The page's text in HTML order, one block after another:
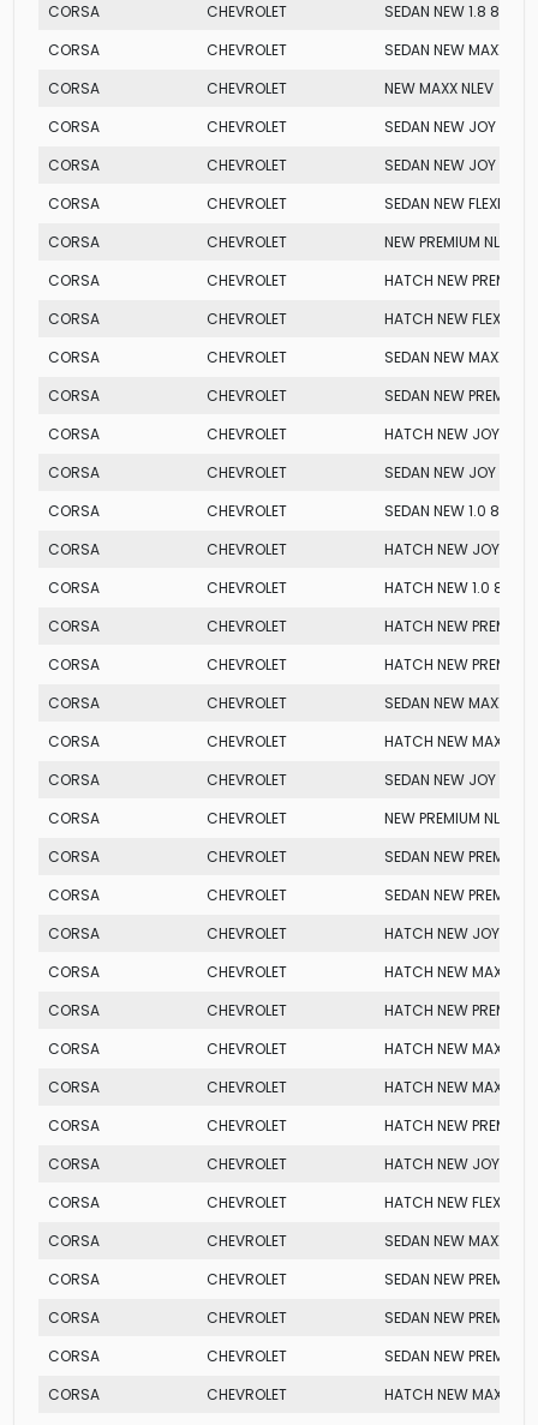
CORSA
CHEVROLET
SEDAN NEW 1.8 8V
CORSA
CHEVROLET
SEDAN NEW MAXX
CORSA
CHEVROLET
NEW MAXX NLEV
CORSA
CHEVROLET
SEDAN NEW JOY
CORSA
CHEVROLET
SEDAN NEW JOY FLEX
CORSA
CHEVROLET
SEDAN NEW
CORSA
CHEVROLET
NEW PREMIUM NLEV
CORSA
CHEVROLET
HATCH NEW PREMIUM
CORSA
CHEVROLET
HATCH NEW
CORSA
CHEVROLET
SEDAN NEW MAXX
CORSA
CHEVROLET
SEDAN NEW PREMIUM
CORSA
CHEVROLET
HATCH NEW JOY FLEX
CORSA
CHEVROLET
SEDAN NEW JOY FLEX
CORSA
CHEVROLET
SEDAN NEW 1.0 8V
CORSA
CHEVROLET
HATCH NEW JOY FLEX
CORSA
CHEVROLET
HATCH NEW 1.0 8V
CORSA
CHEVROLET
HATCH NEW PREMIUM
CORSA
CHEVROLET
HATCH NEW PREMIUM
CORSA
CHEVROLET
SEDAN NEW MAXX
CORSA
CHEVROLET
HATCH NEW MAXX
CORSA
CHEVROLET
SEDAN NEW JOY FLEX
CORSA
CHEVROLET
NEW PREMIUM NLEV
CORSA
CHEVROLET
SEDAN NEW PREMIUM
CORSA
CHEVROLET
SEDAN NEW PREMIUM
CORSA
CHEVROLET
HATCH NEW JOY FLEX
CORSA
CHEVROLET
HATCH NEW MAXX
CORSA
CHEVROLET
HATCH NEW PREMIUM
CORSA
CHEVROLET
HATCH NEW MAXX
CORSA
CHEVROLET
HATCH NEW MAXX
CORSA
CHEVROLET
HATCH NEW PREMIUM
CORSA
CHEVROLET
HATCH NEW JOY
CORSA
CHEVROLET
HATCH NEW FLEX
CORSA
CHEVROLET
SEDAN NEW MAXX
CORSA
CHEVROLET
SEDAN NEW PREMIUM
CORSA
CHEVROLET
SEDAN NEW PREMIUM
CORSA
CHEVROLET
SEDAN NEW PREMIUM
CORSA
CHEVROLET
HATCH NEW MAXX